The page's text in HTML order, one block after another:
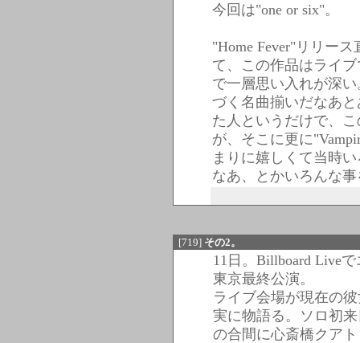
今回は"one or six"。
"Home Fever"リリー
て、この作品はライ
で一層思い入れが深
づく名曲揃いだなあ
た人というだけで、
が、そこに更に
まりに嬉しくて当時
なあ、とかいろんな
[719] その2。
11日。Billboard Live
東京最終公演。
ライブ会場が現在の
実に物語る。ソロ初
の合間に心斎橋クア